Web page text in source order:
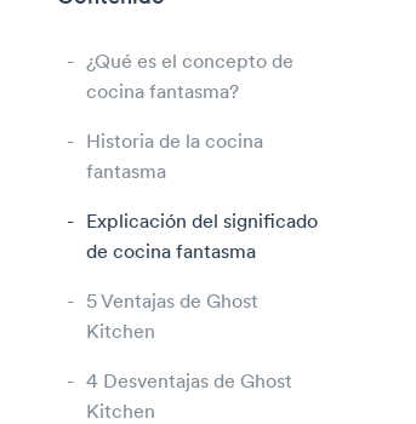
¿Qué es el concepto de
cocina fantasma?
Historia de la cocina
fantasma
Explicación del significado
de cocina fantasma
5 Ventajas de Ghost
Kitchen
4 Desventajas de Ghost
Kitchen